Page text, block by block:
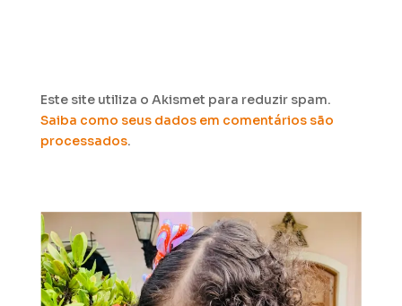
Este site utiliza o Akismet para reduzir spam.
Saiba como seus dados em comentários são
processados.